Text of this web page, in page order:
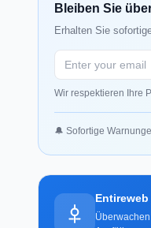
Bleiben Sie
Erhalten Sie
Wir respektieren Ihre
🔔 Sofortige